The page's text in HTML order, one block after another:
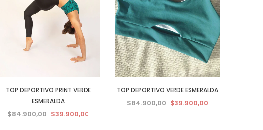
TOP DEPORTIVO PRINT VERDE
ESMERALDA
$84.900,00 $39.900,00
TOP DEPORTIVO VERDE ESMERALDA
$84.900,00 $39.900,00